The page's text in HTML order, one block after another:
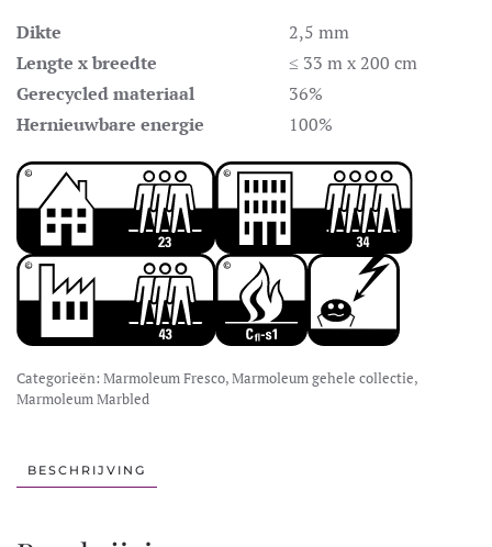
Dikte
2,5 mm
Lengte x breedte
≤ 33 m x 200 cm
Gerecycled materiaal
36%
Hernieuwbare energie
100%
Categorieën: Marmoleum Fresco,Marmoleum gehele collectie,
Marmoleum Marbled
BESCHRIJVING